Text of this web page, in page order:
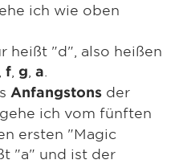
ich wie oben
heißt "d", also heißen
f g a
Anfangstons der
gehe ich vom fünften
ersten "Magic
"a" und ist der